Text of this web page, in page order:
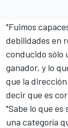
"Fuimos
debilidades en
conducido sólo
ganador, y lo
que la
decir que es
"Sabe lo que
una categoría